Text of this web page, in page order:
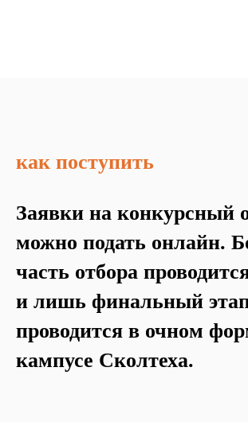
как поступить
Заявки на конкурсный
можно подать онлайн.
часть отбора
и лишь финальный
проводится в очном
кампусе Сколтеха.